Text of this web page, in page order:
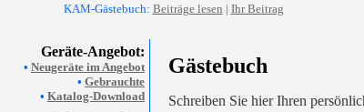
KAM-Gästebuch: Beiträge lesen | Ihr Beitrag
Geräte-Angebot:
• Neugeräte im Angebot
• Gebrauchte
• Katalog-Download
Gästebuch
Schreiben Sie hier Ihren